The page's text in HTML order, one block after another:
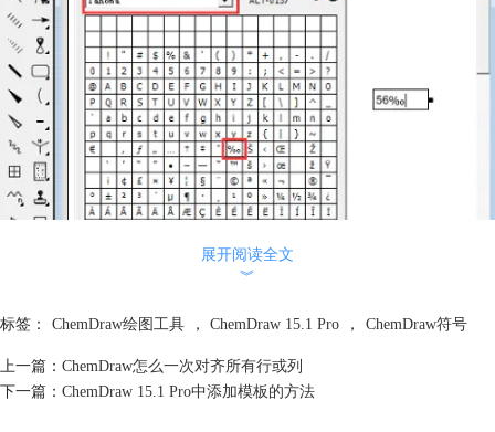
第三步：在Tahoma的字符映射表窗口中单击千分号图标即可在文本框中
和位置。
温馨提示：在选择ChemDraw符号之前一定要事先生成文本框，不然所有
展开阅读全文
︾
标签： ChemDraw绘图工具 ， ChemDraw 15.1 Pro ， ChemDraw符号
上一篇： ChemDraw怎么一次对齐所有行或列
下一篇： ChemDraw 15.1 Pro中添加模板的方法